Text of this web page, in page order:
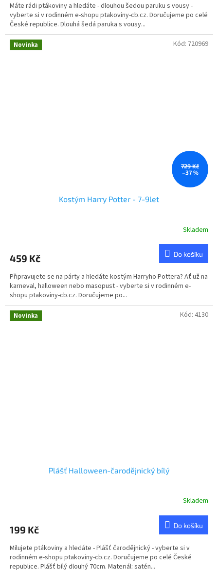
Máte rádi ptákoviny a hledáte - dlouhou šedou paruku s vousy -
vyberte si v rodinném e-shopu ptakoviny-cb.cz. Doručujeme po celé
České republice. Dlouhá šedá paruka s vousy...
Novinka
729 Kč
–37 %
Kostým Harry Potter - 7-9let
Skladem
459 Kč Do košíku
Připravujete se na párty a hledáte kostým Harryho Pottera? Ať už na
karneval, halloween nebo masopust - vyberte si v rodinném e-
shopu ptakoviny-cb.cz. Doručujeme po...
Kód: 720969
Novinka
Plášť Halloween-čarodějnický bílý
Skladem
199 Kč Do košíku
Milujete ptákoviny a hledáte - Plášť čarodějnický - vyberte si v
rodinném e-shopu ptakoviny-cb.cz. Doručujeme po celé České
republice. Plášť bílý dlouhý 70cm. Materiál: satén...
Kód: 4130